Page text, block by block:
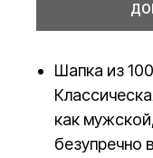
Шапка из
как
безупречно